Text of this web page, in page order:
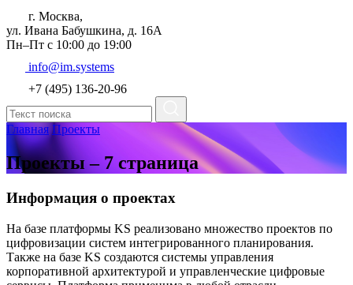
г. Москва,
ул. Ивана Бабушкина, д. 16А
Пн–Пт с 10:00 до 19:00
info@im.systems
+7 (495) 136-20-96
Главная Проекты
Проекты – 7 страница
Информация о проектах
На базе платформы KS реализовано множество проектов по
цифровизации систем интегрированного планирования.
Также на базе KS создаются системы управления
корпоративной архитектурой и управленческие цифровые